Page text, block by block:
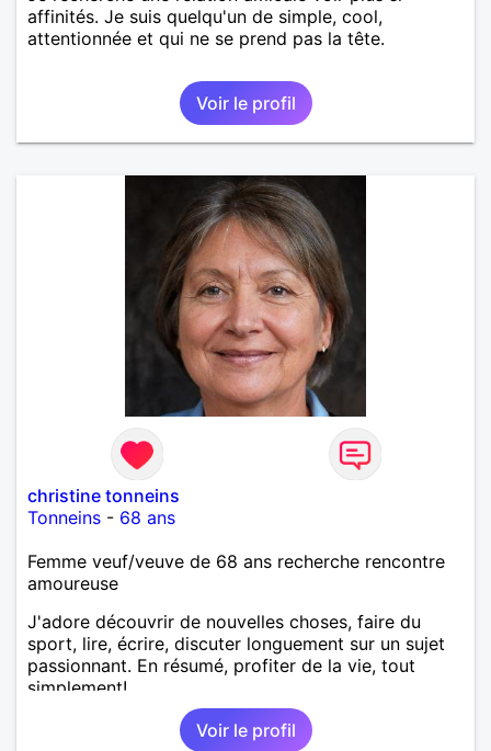
affinités. Je suis quelqu'un de simple, cool,
attentionnée et qui ne se prend pas la tête.
Voir le profil
christine tonneins
Tonneins - 68 ans
Femme veuf/veuve de 68 ans recherche rencontre
amoureuse
J'adore découvrir de nouvelles choses, faire du
sport, lire, écrire, discuter longuement sur un sujet
passionnant. En résumé, profiter de la vie, tout
simplement!
Voir le profil